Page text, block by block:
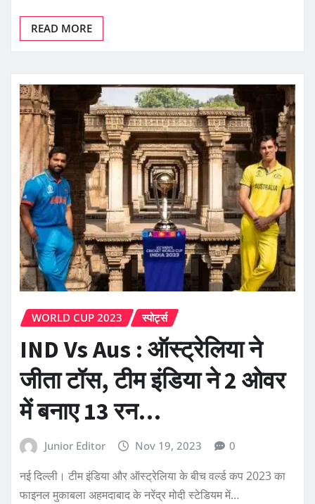
READ MORE
WORLD CUP 2023 स्पोर्ट्स
IND Vs Aus : ऑस्ट्रेलिया ने
जीता टॉस, टीम इंडिया ने 2 ओवर
में बनाए 13 रन…
Junior Editor Nov 19, 2023 0
नई दिल्ली। टीम इंडिया और ऑस्ट्रेलिया के बीच वर्ल्ड कप 2023 का
फाइनल मुकाबला अहमदाबाद के नरेंद्र मोदी स्टेडियम में…